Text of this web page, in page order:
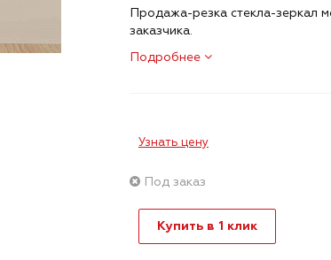
Продажа-резка стекла-зеркал
заказчика.
Подробнее
Узнать цену
Под заказ
Купить в 1 клик